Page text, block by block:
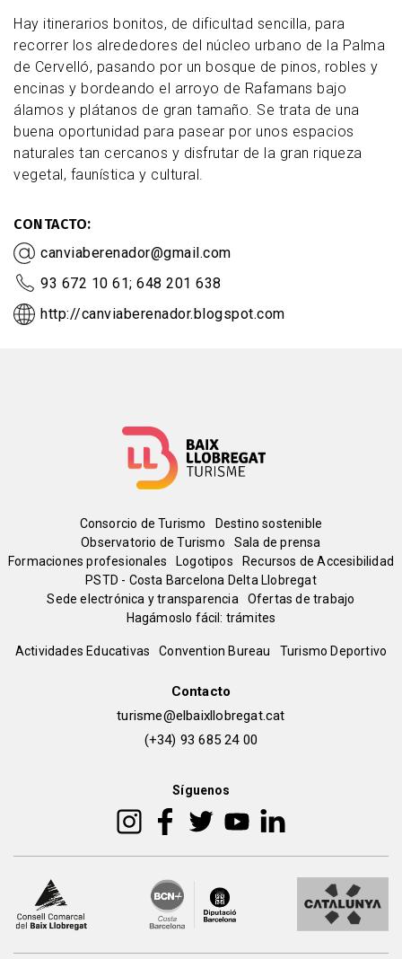
Hay itinerarios bonitos, de dificultad sencilla, para
recorrer los alrededores del núcleo urbano de la Palma
de Cervelló, pasando por un bosque de pinos, robles y
encinas y bordeando el arroyo de Rafamans bajo
álamos y plátanos de gran tamaño. Se trata de una
buena oportunidad para pasear por unos espacios
naturales tan cercanos y disfrutar de la gran riqueza
vegetal, faunística y cultural.
CONTACTO
canviaberenador@gmail.com
93 672 10 61; 648 201 638
http://canviaberenador.blogspot.com
Menú
del
pie
Consorcio de Turismo
Destino sostenible
Observatorio de Turismo
Sala de prensa
Formaciones profesionales
Logotipos
Recursos de Accesibilidad
PSTD - Costa Barcelona Delta Llobregat
Sede electrónica y transparencia
Ofertas de trabajo
Hagámoslo fácil: trámites
Peu
Actividades Educativas Convention Bureau Turismo Deportivo
Contacto
turisme@elbaixllobregat.cat
(+34) 93 685 24 00
Síguenos